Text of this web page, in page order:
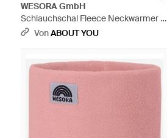
WESORA GmbH
Schlauchschal Fleece Neckwarmer -
WeißVonABOUT YOU